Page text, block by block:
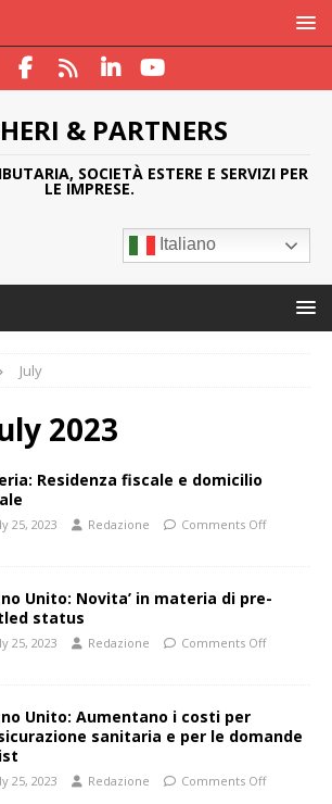
& PARTNERS
SOCIETÀ ESTERE E SERVIZI PER
LE IMPRESE.
Italiano
July
2023
Residenza fiscale e domicilio
25, 2023 Redazione Comments Off
Unito: Novita’ in materia di pre-
status
25, 2023 Redazione Comments Off
Unito: Aumentano i costi per
sanitaria e per le domande
25, 2023 Redazione Comments Off